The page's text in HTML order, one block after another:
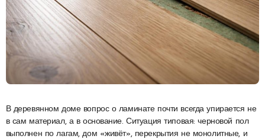
В деревянном доме вопрос о ламинате почти всегда упирается не
в сам материал, а в основание. Ситуация типовая: черновой пол
выполнен по лагам, дом «живёт», перекрытия не монолитные, и